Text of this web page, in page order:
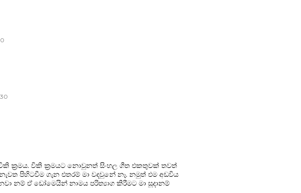
ක්‍රමය. විකි ක්‍රමයට නොවුනත් සිංහල ගීත එකතුවක් තවත්
පිහිටවීම ගැන එතරම් මා වදවුනේ නෑ. නමුත් එම අඩවිය
නම් ඒ ඩෝමෙයින් නාමය පරිත්‍යාග කිරීමට මා සූදානම්